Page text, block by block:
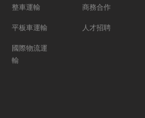
整車運輸
平板車運輸
國際物流運
輸
商務合作
人才招聘